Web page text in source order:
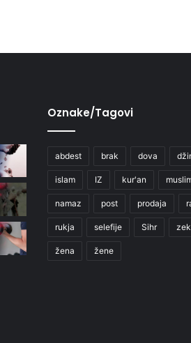
Oznake/Tagovi
abdest brak dova
islam IZ kur'an
namaz post prodaja
rukja selefije Sihr
žena žene